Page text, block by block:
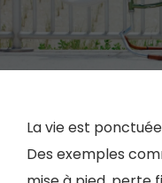
La vie est
Des exemples